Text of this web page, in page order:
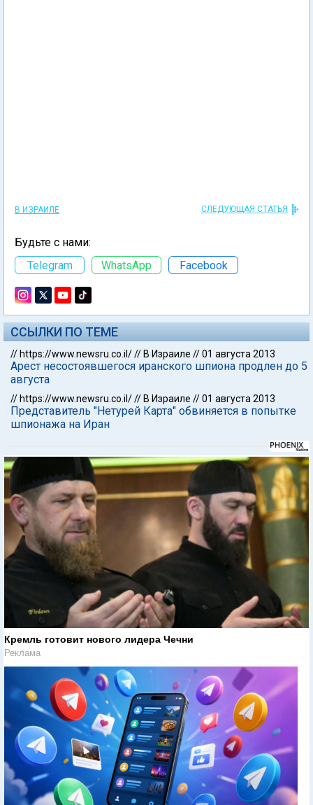
В ИЗРАИЛЕ СЛЕДУЮЩАЯ СТАТЬЯ
Будьте с нами:
Telegram
WhatsApp Facebook
ССЫЛКИ ПО ТЕМЕ
// https://www.newsru.co.il/// В Израиле //01 августа 2013
Арест несостоявшегося иранского шпиона продлен до 5
августа
// https://www.newsru.co.il/// В Израиле //01 августа 2013
Представитель "Нетурей Карта" обвиняется в попытке
шпионажа на Иран
Кремль готовит нового лидера Чечни
Реклама